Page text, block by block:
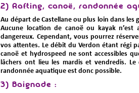
2) Rafting, canoë, randonnée
Au départ de Castellane ou plus loin dans
Aucune location de canoë ou kayak
dangereux. Cependant, vous pourrez
vos attentes. Le débit du Verdon étant régi
canoë et hydrospeed ne sont accessibles
lâchers ont lieu les mardis et vendredis.
randonnée aquatique est donc possible.
3) Baignade :